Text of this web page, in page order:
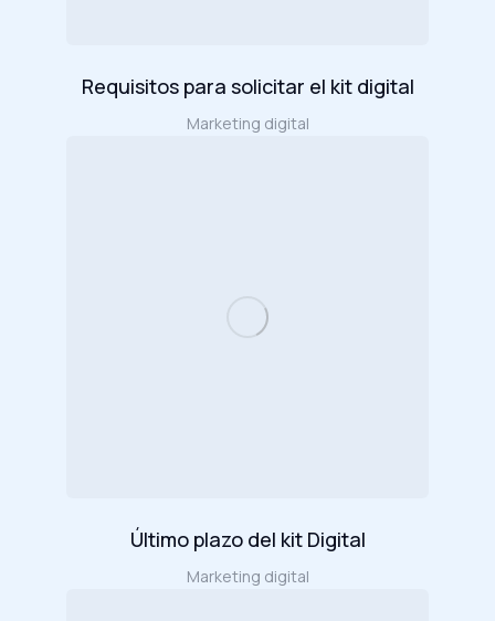
Requisitos para solicitar el kit digital
Marketing digital
Último plazo del kit Digital
Marketing digital